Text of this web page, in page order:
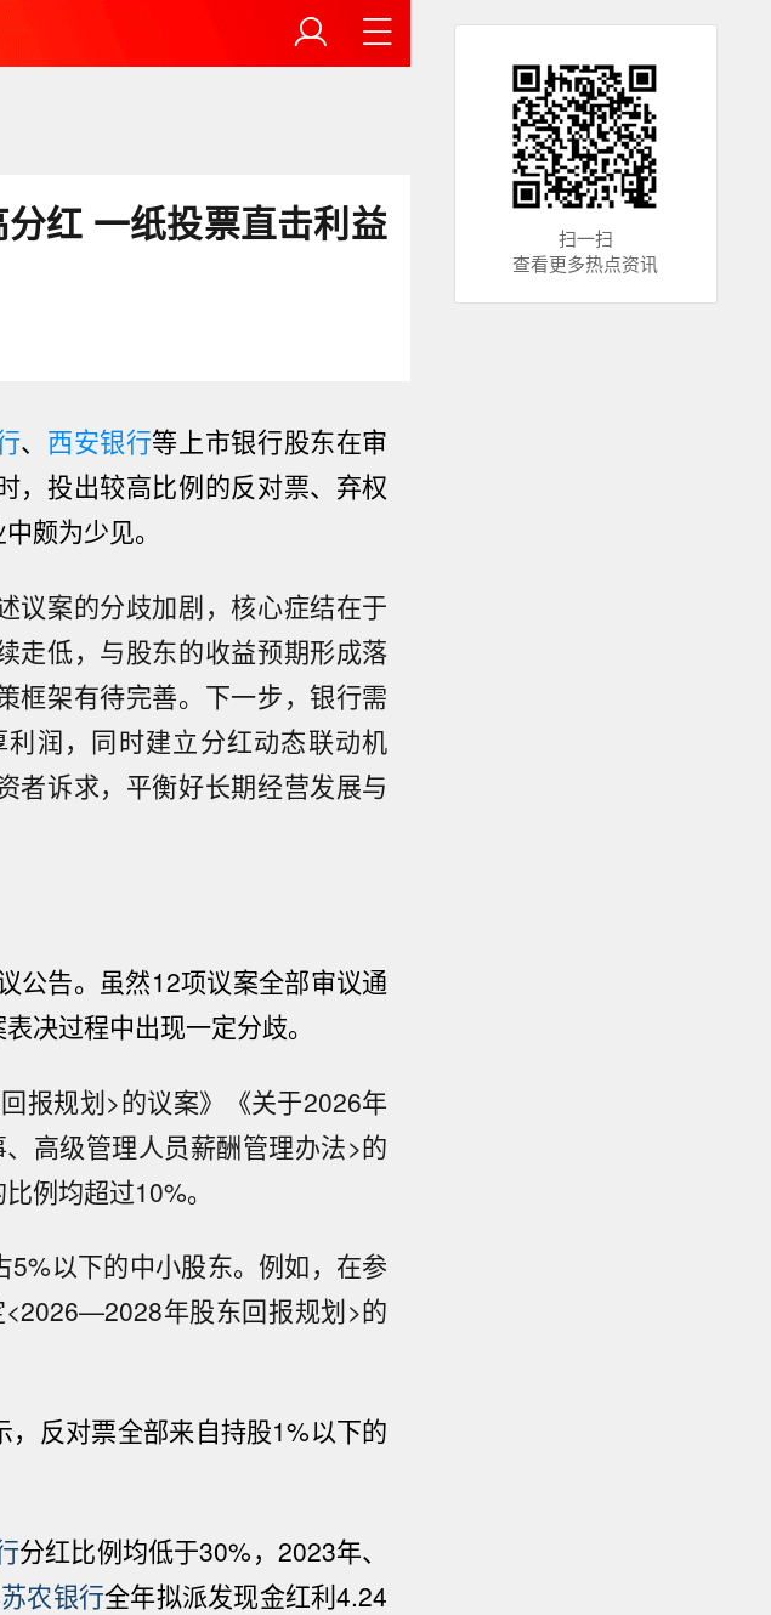
红 一纸投票直击利益
、 西安银行等上市银行股东在审
，投出较高比例的反对票、弃权
颇为少见。
议案的分歧加剧，核心症结在于
走低，与股东的收益预期形成落
框架有待完善。下一步，银行需
润，同时建立分红动态联动机
者诉求，平衡好长期经营发展与
公告。虽然12项议案全部审议通
决过程中出现一定分歧。
报规划>的议案》《关于2026年
高级管理人员薪酬管理办法>的
例均超过10%。
以下的中小股东。例如，在参
年股东回报规划>的
反对票全部来自持股1%以下的
分红比例均低于30%，2023年、
苏农银行全年拟派发现金红利4.24
扫一扫
查看更多热点资讯